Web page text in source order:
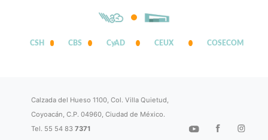
CSH CBS CyAD CEUX COSECOM
Calzada del Hueso 1100, Col. Villa Quietud,
Coyoacán, C.P. 04960, Ciudad de México.
Tel. 55 54 837371